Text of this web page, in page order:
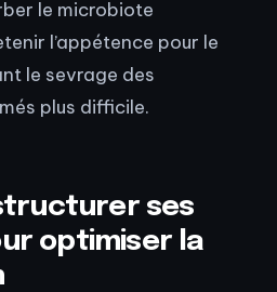
le microbiote
l’appétence pour le
le sevrage des
plus difficile.
ses
optimiser la